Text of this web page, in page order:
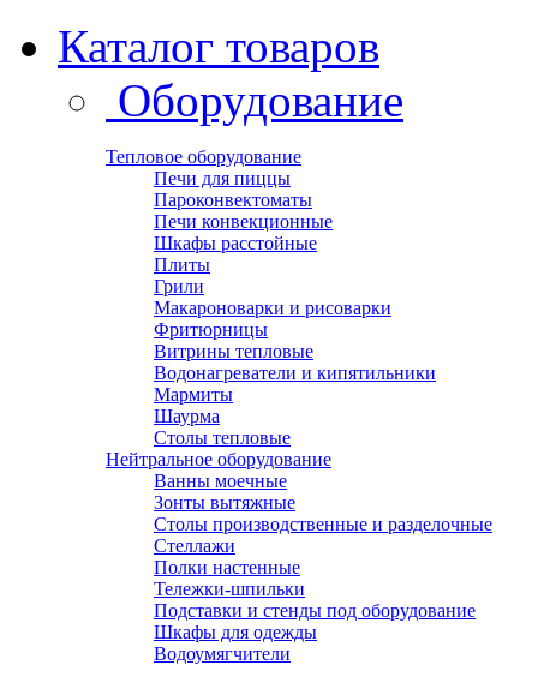
Каталог товаров
Оборудование
Тепловое оборудование
Печи для пиццы
Пароконвектоматы
Печи конвекционные
Шкафы расстойные
Плиты
Грили
Макароноварки и рисоварки
Фритюрницы
Витрины тепловые
Водонагреватели и кипятильники
Мармиты
Шаурма
Столы тепловые
Нейтральное оборудование
Ванны моечные
Зонты вытяжные
Столы производственные и разделочные
Стеллажи
Полки настенные
Тележки-шпильки
Подставки и стенды под оборудование
Шкафы для одежды
Водоумягчители